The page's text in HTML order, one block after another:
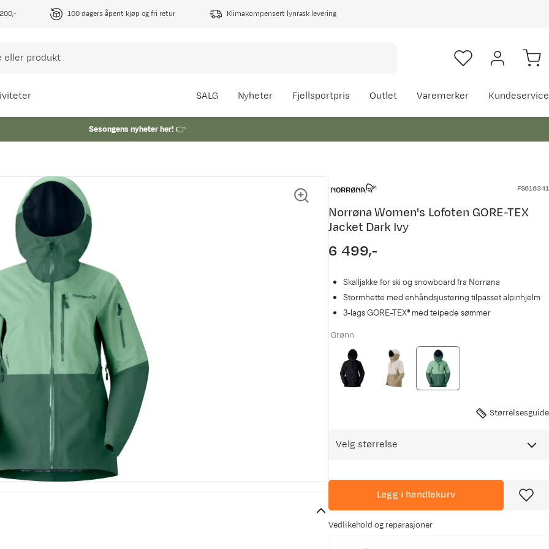
100 dagers åpent kjøp og fri retur Klimakompensert lynrask levering
SALG Nyheter Fjellsportpris Outlet Varemerker Kundeservice
Sesongens nyheter her!👉
FS616341
Norrøna Women's Lofoten GORE-TEX
Jacket Dark Ivy
price
6 499,-
Skalljakke for ski og snowboard fra Norrøna
Stormhette med enhåndsjustering tilpasset alpinhjelm
3-lags GORE-TEX® med teipede sømmer
Grønn
Størrelsesguide
Velg størrelse
Legg i handlekurv
Vedlikehold og reparasjoner